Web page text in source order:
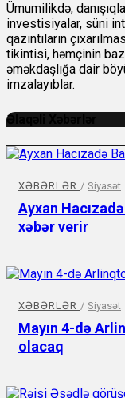
Ümumilikdə,
investisiyalar, süni
qazıntıların
tikintisi, həmçinin
əməkdaşlığa dair
imzalayıblar.
Əlaqəli Xəbərlər
XƏBƏRLƏR / Siyasət
Ayxan
xəbər verir
XƏBƏRLƏR / Siyasət
Mayın 4-də
olacaq